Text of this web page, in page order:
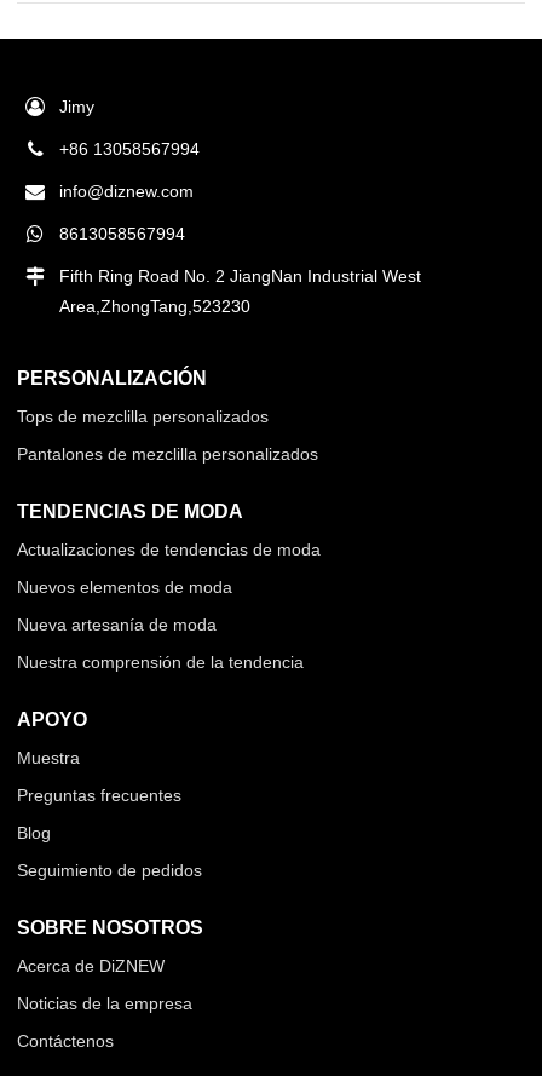
Jimy
+86 13058567994
info@diznew.com
8613058567994
Fifth Ring Road No. 2 JiangNan Industrial West
Area,ZhongTang,523230
PERSONALIZACIÓN
Tops de mezclilla personalizados
Pantalones de mezclilla personalizados
TENDENCIAS DE MODA
Actualizaciones de tendencias de moda
Nuevos elementos de moda
Nueva artesanía de moda
Nuestra comprensión de la tendencia
APOYO
Muestra
Preguntas frecuentes
Blog
Seguimiento de pedidos
SOBRE NOSOTROS
Acerca de DiZNEW
Noticias de la empresa
Contáctenos